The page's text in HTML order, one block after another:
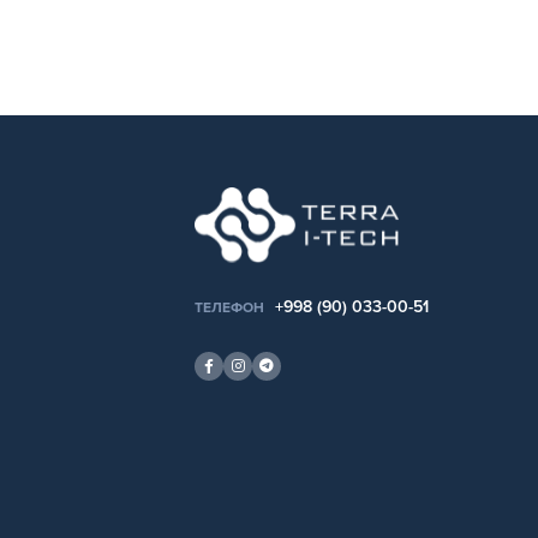
ТЕЛЕФОН +998 (90) 033-00-51